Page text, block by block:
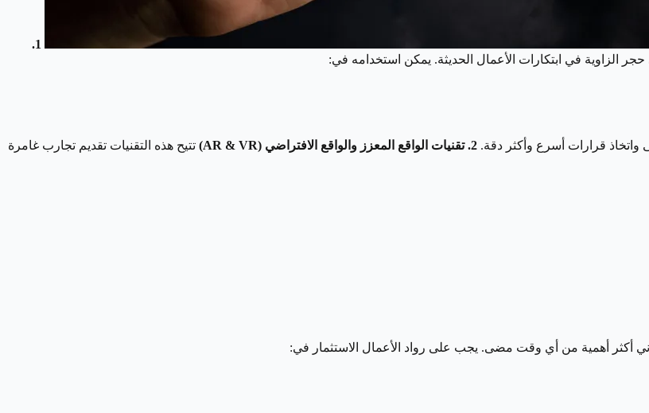
1.
حجر الزاوية في ابتكارات الأعمال الحديثة. يمكن استخدامه في:
واتخاذ قرارات أسرع وأكثر دقة. 2. تقنيات الواقع المعزز والواقع الافتراضي (AR & VR)
تتيح هذه التقنيات تقديم تجارب غامرة
أكثر أهمية من أي وقت مضى. يجب على رواد الأعمال الاستثمار في: